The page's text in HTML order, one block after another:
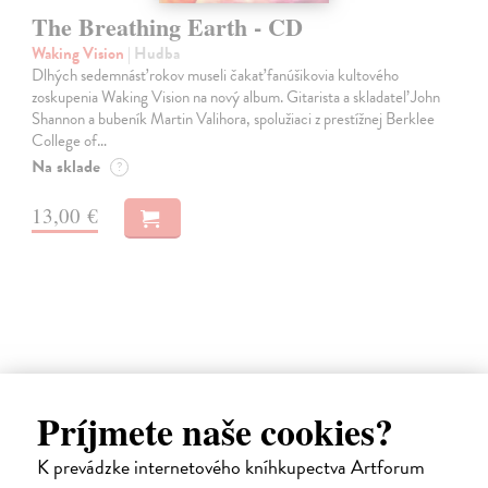
Príjmete naše cookies?
K prevádzke internetového kníhkupectva Artforum
The Breathing Earth - CD
Waking Vision | Hudba
Dlhých sedemnásť rokov museli čakať fanúšikovia kultového
zoskupenia Waking Vision na nový album. Gitarista a skladateľ John
Shannon a bubeník Martin Valihora, spolužiaci z prestížnej Berklee
College of…
Na sklade ?
13,00 €